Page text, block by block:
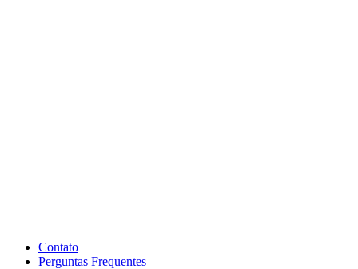
Contato
Perguntas Frequentes